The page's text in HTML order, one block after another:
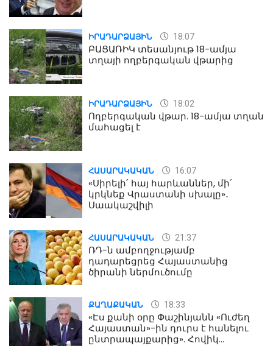
ԻՐԱԴԱՐՁԱՅԻՆ 18:07
ԲԱՑԱՌԻԿ տեսանյութ 18-ամյա
տղայի ողբերգական վթարից
ԻՐԱԴԱՐՁԱՅԻՆ 18:02
Ողբերգական վթար. 18-ամյա տղան
մահացել է
ՀԱՍԱՐԱԿԱԿԱՆ 16:07
«Սիրելի՛ հայ հարևաններ, մի՛
կրկնեք Վրաստանի սխալը»․
Սաակաշվիլի
ՀԱՍԱՐԱԿԱԿԱՆ 21:37
ՌԴ-ն ամբողջությամբ
դադարեցրեց Հայաստանից
ծիրանի ներմուծումը
ՔԱՂԱՔԱԿԱՆ 18:33
«Էս քանի օրը Փաշինյանն «Ուժեղ
Հայաստան»-ին դուրս է հանելու
ընտրապայքարից». Հովիկ